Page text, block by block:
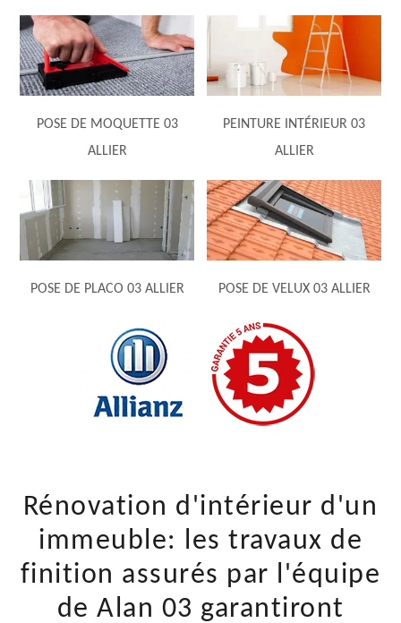
POSE DE MOQUETTE 03
ALLIER
PEINTURE INTÉRIEUR 03
ALLIER
POSE DE PLACO 03 ALLIER POSE DE VELUX 03 ALLIER
Rénovation d'intérieur d'un
immeuble: les travaux de
finition assurés par l'équipe
de Alan 03 garantiront